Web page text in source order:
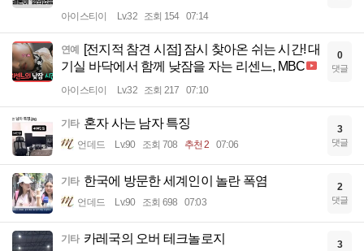
아이스티이 Lv.32 조회 154 07:14
연예 [전지적 참견 시점] 잠시 찾아온 쉬는 시간! 대
기실 바닥에서 함께 낮잠을 자는 리센느, MBC
아이스티이 Lv.32 조회 217 07:10
0
댓글
기타 혼자 사는 남자 특징
언데드 Lv.90 조회 708 추천 2 07:06
3
댓글
기타 한국에 방문한 세계인이 놀란 폭염
언데드 Lv.90 조회 698 07:03
2
댓글
기타 카레국의 오버 테크놀로지 3